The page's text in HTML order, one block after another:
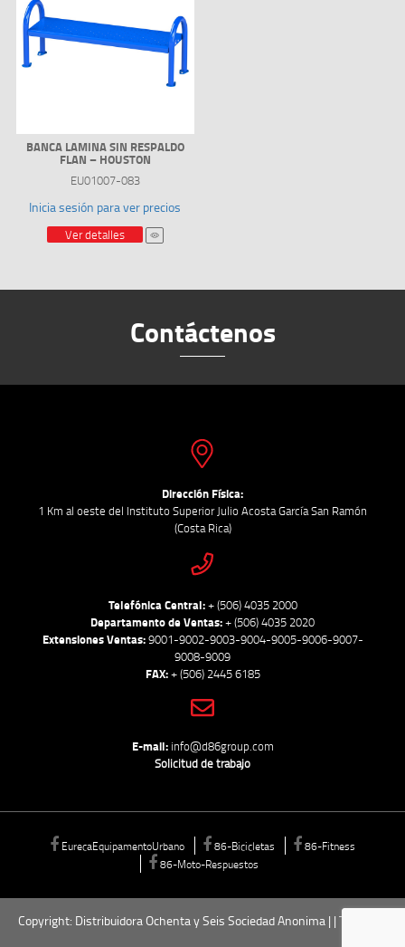
BANCA LAMINA SIN RESPALDO
FLAN – HOUSTON
EU01007-083
Inicia sesión para ver precios
Ver detalles
Contáctenos
Dirección Física:
1 Km al oeste del Instituto Superior Julio Acosta García San Ramón
(Costa Rica)
Telefónica Central:+ (506) 4035 2000
Departamento de Ventas:+ (506) 4035 2020
Extensiones Ventas:9001-9002-9003-9004-9005-9006-9007-
9008-9009
FAX:+ (506) 2445 6185
E-mail: info@d86group.com
Solicitud de trabajo
EurecaEquipamentoUrbano 86-Bicicletas
86-Fitness
86-Moto-Respuestos
Copyright: Distribuidora Ochenta y Seis Sociedad Anonima | | Todos los